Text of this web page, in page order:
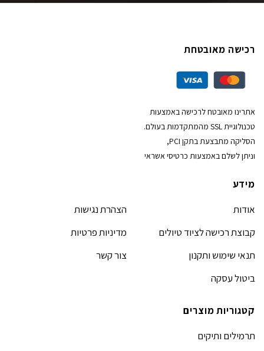
רכישה מאובטחת
אתרינו מאובטח לרכישה באמצעות
טכנולוגיית SSL מהמתקדמות בעולם.
הסליקה מתבצעת בתקן PCI,
וניתן לשלם באמצעות כרטיסי אשראי
מידע
אודות
קבוצת רכישה לציוד טיולים
תנאי שימוש ותקנון
ביטול עסקה
הצהרת נגישות
מדיניות פרטיות
צור קשר
קטגוריות מוצרים
תרמילים ותיקים